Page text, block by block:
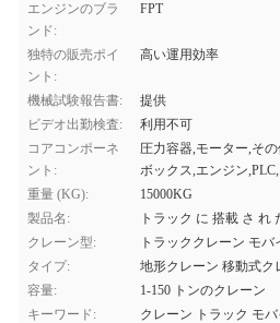
エンジンのブラ
ンド:
FPT
独特の販売ポイ
ント:
高い運用効率
機械試験報告書:
提供
ビデオ出勤検査:
利用不可
コアコンポーネ
ント:
圧力容器,モーター,そ
ボックス,エンジン
重量 (KG):
15000KG
製品名:
トラック に 搭載 さ れ
クレーン型:
トラッククレーン モ
タイプ:
地形クレーン 移動式ク
容量:
1-150 トンのクレーン
キーワード:
クレーン トラック モ